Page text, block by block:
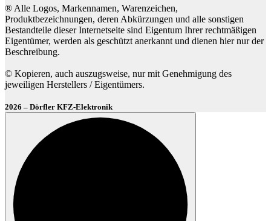
® Alle Logos, Markennamen, Warenzeichen,
Produktbezeichnungen, deren Abkürzungen und alle sonstigen
Bestandteile dieser Internetseite sind Eigentum Ihrer rechtmäßigen
Eigentümer, werden als geschützt anerkannt und dienen hier nur der
Beschreibung.
© Kopieren, auch auszugsweise, nur mit Genehmigung des
jeweiligen Herstellers / Eigentümers.
2026 – Dörfler KFZ-Elektronik